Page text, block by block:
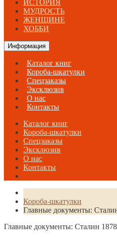
ИСТОРИЯ
МУДРОСТЬ
ЖЕНЩИНЕ
ХОББИ
Информация
Каталог книг
Короба-шкатулки
Спецзаказы
Эксклюзив
О нас
Контакты
Каталог книг
Короба-шкатулки
Спецзаказы
Эксклюзив
О нас
Контакты
Короба-шкатулки
Главные документы:
Главные документы: Сталин